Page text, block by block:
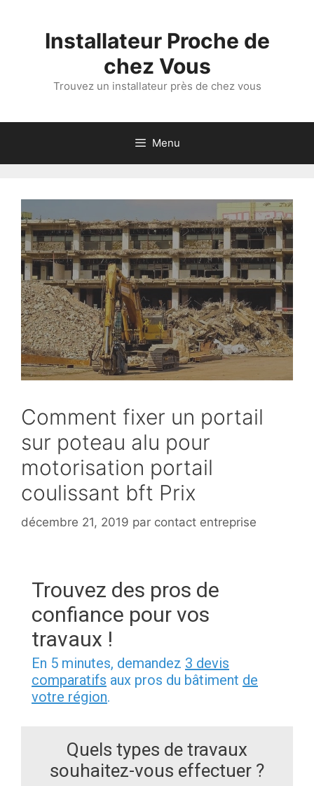
Installateur Proche de
chez Vous
Trouvez un installateur près de chez vous
Menu
Comment fixer un portail
sur poteau alu pour
motorisation portail
coulissant bft Prix
décembre 21, 2019 par contact entreprise
Trouvez des pros de
confiance pour vos
travaux !
En 5 minutes, demandez 3 devis
comparatifs aux pros du bâtiment de
votre région.
Quels types de travaux
souhaitez-vous effectuer ?